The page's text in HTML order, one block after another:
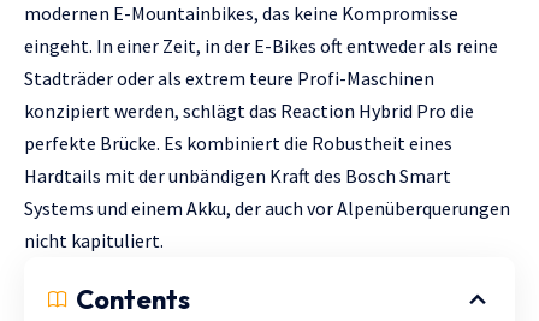
modernen E-Mountainbikes, das keine Kompromisse
eingeht. In einer Zeit, in der E-Bikes oft entweder als reine
Stadträder oder als extrem teure Profi-Maschinen
konzipiert werden, schlägt das Reaction Hybrid Pro die
perfekte Brücke. Es kombiniert die Robustheit eines
Hardtails mit der unbändigen Kraft des Bosch Smart
Systems und einem Akku, der auch vor Alpenüberquerungen
nicht kapituliert.
Contents